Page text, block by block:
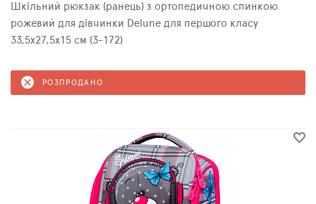
Шкільний рюкзак (ранець) з ортопедичною спинкою
рожевий для дівчинки Delune для першого класу
33,5х27,5х15 см (3-172)
РОЗПРОДАНО